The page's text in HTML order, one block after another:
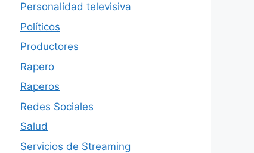
Personalidad televisiva
Políticos
Productores
Rapero
Raperos
Redes Sociales
Salud
Servicios de Streaming